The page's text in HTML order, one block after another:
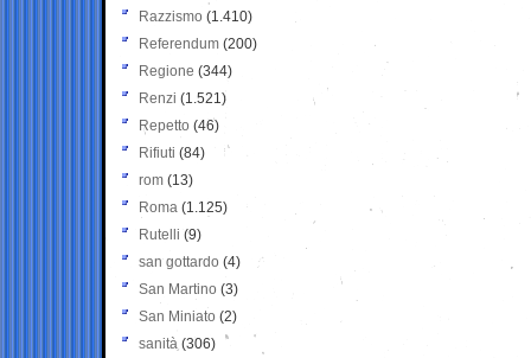
Razzismo (1.410)
Referendum (200)
Regione (344)
Renzi (1.521)
Repetto (46)
Rifiuti (84)
rom (13)
Roma (1.125)
Rutelli (9)
san gottardo (4)
San Martino (3)
San Miniato (2)
sanità (306)